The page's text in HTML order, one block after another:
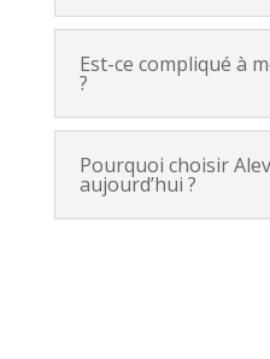
Est-ce compliqué à
?
Pourquoi choisir
aujourd’hui ?